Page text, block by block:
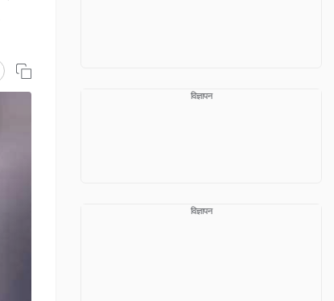
विज्ञापन
विज्ञापन